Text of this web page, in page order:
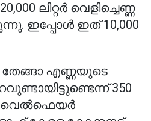
ലിറ്റർ വെളിച്ചെണ്ണ
ഇപ്പോൾ ഇത് 10,000
എണ്ണയുടെ
350
വെൽഫെയർ